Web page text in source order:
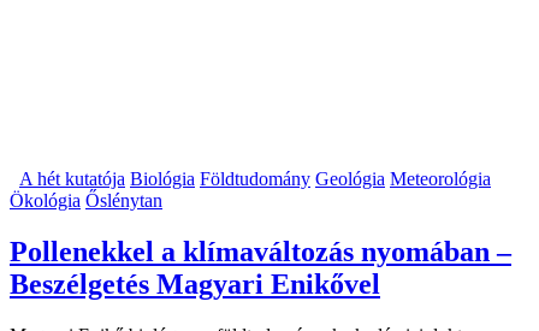
A hét kutatója Biológia Földtudomány Geológia Meteorológia
Ökológia Őslénytan
Pollenekkel a klímaváltozás nyomában –
Beszélgetés Magyari Enikővel